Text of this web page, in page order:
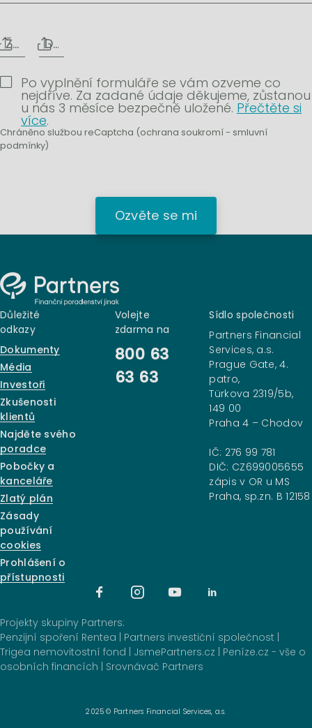
Životopis Další přílohy
Po vyplnění formuláře se vám ozveme co
nejdříve. Za zadané údaje děkujeme, zůstanou
u nás 3 měsíce bezpečně uložené. Přečtěte si
více.
Chráněno službou reCaptcha (ochrana soukromí- smluvní
podmínky)
Ozvěte se mi
Důležité
odkazy
Dokumenty
Média
Investoři
Zkušenosti
klientů
Najděte svého
poradce
Pobočky a
kanceláře
Zlatý plán
Zásady
používání
cookies
Prohlášení o
přístupnosti
Volejte
zdarma na
800 63
63 63
Sídlo společnosti
Partners Financial
Services, a.s.
Prague Gate, 4.
patro,
Türkova 2319/5b,
149 00
Praha 4 – Chodov
IČ: 276 99 781
DIČ: CZ699005655
zápis v OR u MS
Praha, sp.zn. B 12158
Projekty skupiny Partners:
Penzijní spoření Rentea
Partners investiční společnost
Trigea nemovitostní fond
JsmePartners.cz
Peníze.cz - vše o
osobních financích
Srovnávač Partners
2025 © Partners Financial Services, a.s.